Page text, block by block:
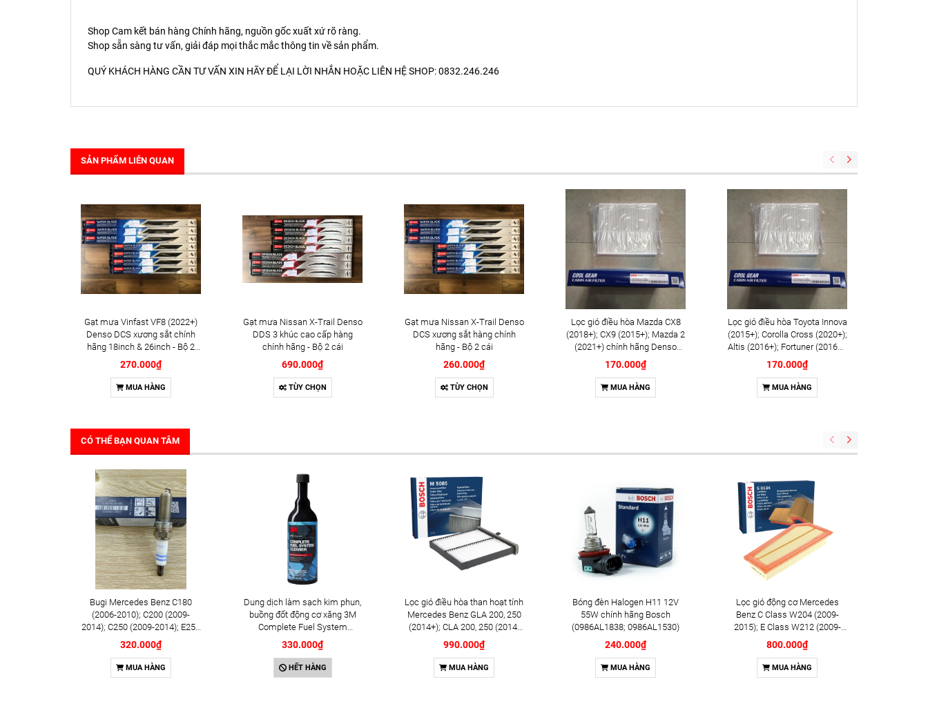
Shop Cam kết bán hàng Chính hãng, nguồn gốc xuất xứ rõ ràng.
Shop sẵn sàng tư vấn, giải đáp mọi thắc mắc thông tin về sản phẩm.
QUÝ KHÁCH HÀNG CẦN TƯ VẤN XIN HÃY ĐỂ LẠI LỜI NHẮN HOẶC LIÊN HỆ SHOP: 0832.246.246
SẢN PHẨM LIÊN QUAN
Gạt mưa Vinfast VF8 (2022+)
Denso DCS xương sắt chính
hãng 18inch & 26inch - Bộ 2
cái
270.000₫
MUA HÀNG
Gạt mưa Nissan X-Trail Denso
DDS 3 khúc cao cấp hàng
chính hãng - Bộ 2 cái
690.000₫
TÙY CHỌN
Gạt mưa Nissan X-Trail Denso
DCS xương sắt hàng chính
hãng - Bộ 2 cái
260.000₫
TÙY CHỌN
Lọc gió điều hòa Mazda CX8
(2018+); CX9 (2015+); Mazda 2
(2021+) chính hãng Denso
(DI145520-4020)
170.000₫
MUA HÀNG
Lọc gió điều hòa Toyota Innova
(2015+); Corolla Cross (2020+);
Altis (2016+); Fortuner (2016+);
Hilux (2016+); Camry (2018+);
Lexus RX450HL (2017+);
ES300h (2018+); RX300
(2017+) chính hãng Denso
170.000₫
MUA HÀNG
CÓ THỂ BẠN QUAN TÂM
Bugi Mercedes Benz C180
(2006-2010); C200 (2009-
2014); C250 (2009-2014); E250
(2009-2013); G500 (2008-
2015); GL450 (2006-2012),
S500 (2005-2011); SLK200
(2011-2015) chính hãng Bosch
320.000₫
MUA HÀNG
Dung dịch làm sạch kim phun,
buồng đốt động cơ xăng 3M
Complete Fuel System
Cleaner 473ml (08813)
330.000₫
HẾT HÀNG
Lọc gió điều hòa than hoạt tính
Mercedes Benz GLA 200, 250
(2014+); CLA 200, 250 (2014-
2019) chính hãng Bosch
(1987435505)
990.000₫
MUA HÀNG
Bóng đèn Halogen H11 12V
55W chính hãng Bosch
(0986AL1838; 0986AL1530)
240.000₫
MUA HÀNG
Lọc gió động cơ Mercedes
Benz C Class W204 (2009-
2015); E Class W212 (2009-
2016); SLK (2011-2015) chính
hãng Bosch (F026400134)
800.000₫
MUA HÀNG